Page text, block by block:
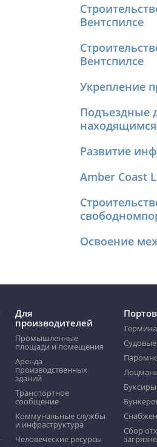
Вентспилсе
Вентспилсе
Укрепление
Подъездные
находящимся
Развитие
Amber Coast
Освоение
Для
производителей
Промышленные
площади и помещения
Аренда
производственных
зданий
Транспортное
сообщение
Коммунальные службы
и инфраструктура
Человеческие ресурсы
Судовые
Буксиры
Сбор